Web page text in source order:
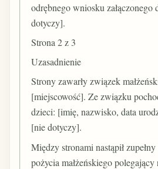
odrębnego wniosku
dotyczy].
Strona 2 z 3
Uzasadnienie
Strony zawarły związek
[miejscowość]. Ze związku
dzieci: [imię, nazwisko, data
[nie dotyczy].
Między stronami nastąpił
pożycia małżeńskiego